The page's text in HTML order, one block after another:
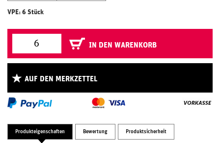
VPE: 6 Stück
IN DEN WARENKORB
AUF DEN MERKZETTEL
Produkteigenschaften Bewertung Produktsicherheit